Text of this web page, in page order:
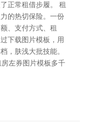
正常租借步履。 租
的热切保险。一份
、支付方式、租
下载图片模板，用
，肤浅大批技能。
左券图片模板多千